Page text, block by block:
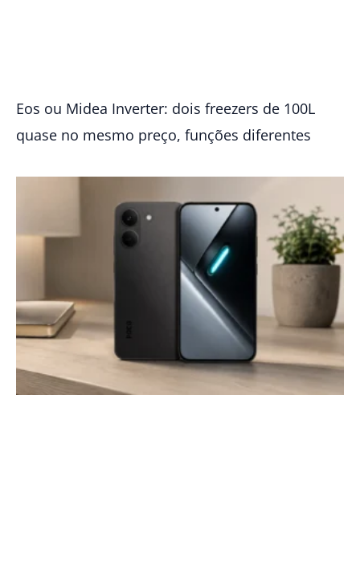
Eos ou Midea Inverter: dois freezers de 100L
quase no mesmo preço, funções diferentes